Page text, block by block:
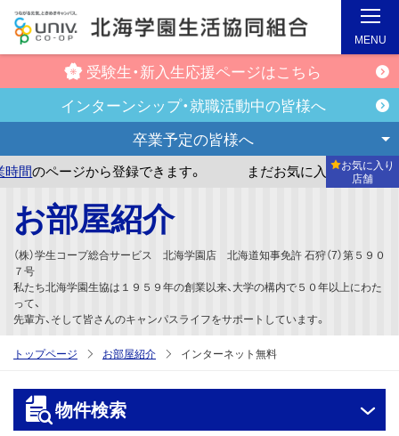
受験生・新入生応援ページはこちら
インターンシップ・就職活動中の皆様へ
卒業予定の皆様へ
登録できます。 まだお気に入り店舗が登録されていませ
お気に入り
店舗
MENU
お部屋紹介
（株）学生コープ総合サービス 北海学園店 北海道知事免許 石狩（7）第５９０
７号
私たち北海学園生協は１９５９年の創業以来、大学の構内で５０年以上にわた
って、
先輩方、そして皆さんのキャンパスライフをサポートしています。
トップページ お部屋紹介 インターネット無料
物件検索